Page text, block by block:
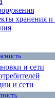
хранения и
и сети
и сети